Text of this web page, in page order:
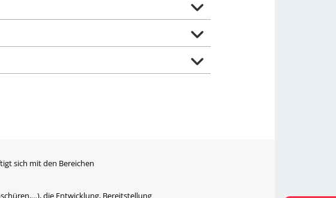
sich mit den Bereichen
die Entwicklung, Bereitstellung